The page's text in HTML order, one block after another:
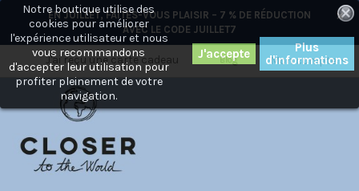
EN JUILLET, FAITES-VOUS PLAISIR – 7 % DE RÉDUCTION
AVEC LE CODE JUILLET7
×
Mon compte
Blog
J'ai reçu une carte cadeau
Notre boutique utilise des
cookies pour améliorer
l'expérience utilisateur et nous
vous recommandons
d'accepter leur utilisation pour
profiter pleinement de votre
navigation.
Plus
d'informations